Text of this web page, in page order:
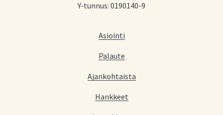
Y-tunnus: 0190140-9
Asiointi
Palaute
Ajankohtaista
Hankkeet